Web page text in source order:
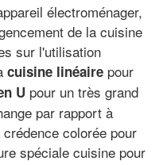
électroménager,
de la cuisine
sur l'utilisation
cuisine linéaire pour
U pour un très grand
par rapport à
colorée pour
spéciale cuisine pour